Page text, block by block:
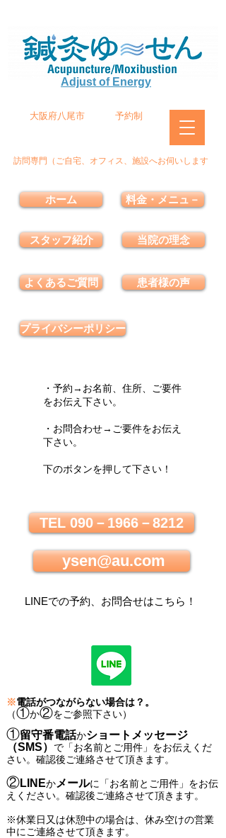
Adjust of Energy
大阪府八尾市 予約制
訪問専門（ご自宅、オフィス、施設へお伺いします
ホーム
スタッフ紹介
よくあるご質問
料金・メニュ－
当院の理念
患者様の声
プライバシーポリシー
・予約→お名前、住所、ご要件
をお伝え下さい。
・お問合わせ→ご要件をお伝え
下さい。
下のボタンを押して下さい！
TEL 090－1966－8212
ysen@au.com
LINEでの予約、お問合せはこちら ！
※電話がつながらない場合は？。
（①か②をご参照下さい）
①留守番電話かショートメッセージ
（SMS） で 「お名前とご用件 」 をお伝えくだ
さい。 確認後ご連絡させて頂きます。
②LINEかメールに 「お名前とご用件 」 をお伝
えください。 確認後ご連絡させて頂きます。
​※休業日又は休憩中の場合は、休み空けの営業
中にご連絡させて頂きます。